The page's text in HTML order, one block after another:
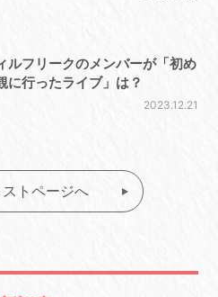
ルフリークのメンバーが「初め
に行ったライブ」は？
2023.12.21
トページへ